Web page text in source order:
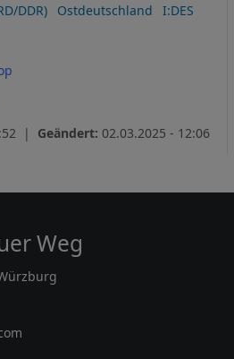
DDR)
Ostdeutschland
I:DES
| Geändert: 02.03.2025 - 12:06
Weg